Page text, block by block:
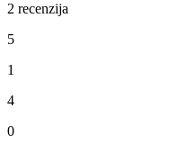
2 recenzija
5
1
4
0